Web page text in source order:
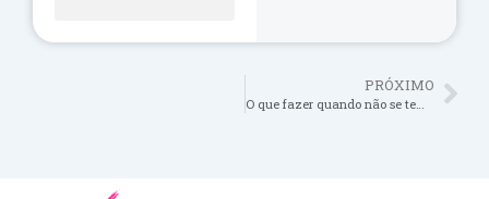
PRÓXIMO
O que fazer quando não se tem o Registro de Irregularidade de Bagagem (RIB)?